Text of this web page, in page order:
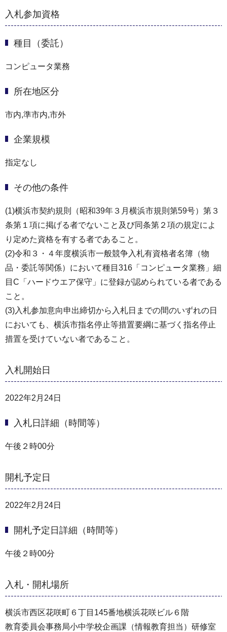
入札参加資格
種目（委託）
コンピュータ業務
所在地区分
市内,準市内,市外
企業規模
指定なし
その他の条件
(1)横浜市契約規則（昭和39年３月横浜市規則第59号）第３
条第１項に掲げる者でないこと及び同条第２項の規定によ
り定めた資格を有する者であること。
(2)令和３・４年度横浜市一般競争入札有資格者名簿（物
品・委託等関係）において種目316「コンピュータ業務」細
目C「ハードウエア保守」に登録が認められている者である
こと。
(3)入札参加意向申出締切から入札日までの間のいずれの日
においても、横浜市指名停止等措置要綱に基づく指名停止
措置を受けていない者であること。
入札開始日
2022年2月24日
入札日詳細（時間等）
午後２時00分
開札予定日
2022年2月24日
開札予定日詳細（時間等）
午後２時00分
入札・開札場所
横浜市西区花咲町６丁目145番地横浜花咲ビル６階
教育委員会事務局小中学校企画課（情報教育担当）研修室